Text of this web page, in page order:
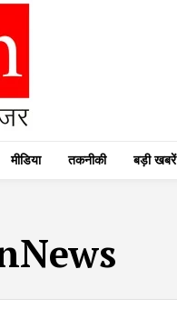
मीडिया तकनीकी बड़ी खबरें